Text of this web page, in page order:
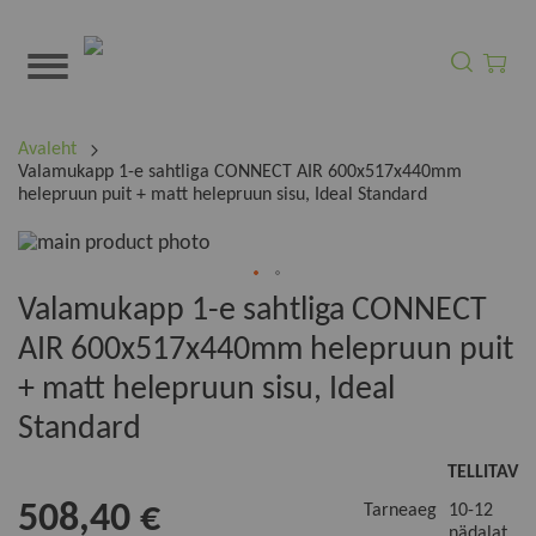
Minu
Otsi
Avaleht
Valamukapp 1-e sahtliga CONNECT AIR 600x517x440mm
helepruun puit + matt helepruun sisu, Ideal Standard
Valamukapp 1-e sahtliga CONNECT
AIR 600x517x440mm helepruun puit
+ matt helepruun sisu, Ideal
Standard
TELLITAV
Tarneaeg
10-12
508,40 €
Skip
the
end
of
images
gallery
Skip
the
beginning
of
the